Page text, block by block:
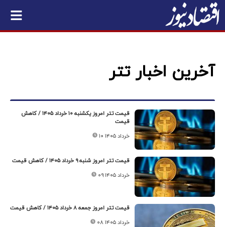
آخرین اخبار تتر
قیمت تتر امروز یکشنبه ۱۰ خرداد ۱۴۰۵ / کاهش
قیمت
۱۰ خرداد ۱۴۰۵
قیمت تتر امروز شنبه ۹ خرداد ۱۴۰۵ / کاهش قیمت
۰۹ خرداد ۱۴۰۵
قیمت تتر امروز جمعه ۸ خرداد ۱۴۰۵ / کاهش قیمت
۰۸ خرداد ۱۴۰۵